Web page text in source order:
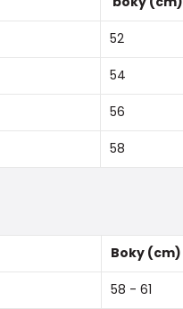
52
54
56
58
Boky (cm)
58 - 61